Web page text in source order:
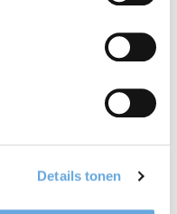
Details tonen
op inlogt.
goede kant aan
op een originele